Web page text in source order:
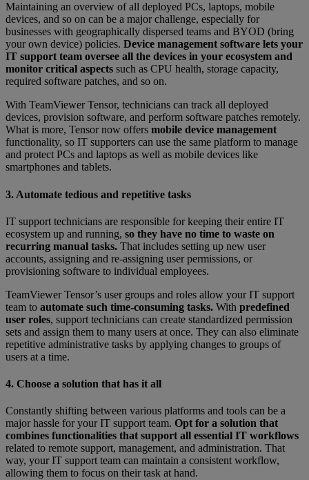
Maintaining an overview of all deployed PCs, laptops, mobile
devices, and so on can be a major challenge, especially for
businesses with geographically dispersed teams and BYOD (bring
your own device) policies. Device management software lets your
IT support team oversee all the devices in your ecosystem and
monitor critical aspects such as CPU health, storage capacity,
required software patches, and so on.
With TeamViewer Tensor, technicians can track all deployed
devices, provision software, and perform software patches remotely.
What is more, Tensor now offers mobile device management
functionality, so IT supporters can use the same platform to manage
and protect PCs and laptops as well as mobile devices like
smartphones and tablets.
3. Automate tedious and repetitive tasks
IT support technicians are responsible for keeping their entire IT
ecosystem up and running, so they have no time to waste on
recurring manual tasks. That includes setting up new user
accounts, assigning and re-assigning user permissions, or
provisioning software to individual employees.
TeamViewer Tensor’s user groups and roles allow your IT support
team to automate such time-consuming tasks. With predefined
user roles, support technicians can create standardized permission
sets and assign them to many users at once. They can also eliminate
repetitive administrative tasks by applying changes to groups of
users at a time.
4. Choose a solution that has it all
Constantly shifting between various platforms and tools can be a
major hassle for your IT support team. Opt for a solution that
combines functionalities that support all essential IT workflows
related to remote support, management, and administration. That
way, your IT support team can maintain a consistent workflow,
allowing them to focus on their task at hand.